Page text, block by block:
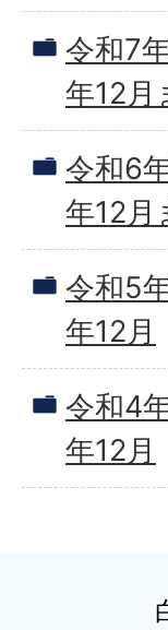
令和7
年12月
令和6
年12月
令和5
年12月
令和4
年12月